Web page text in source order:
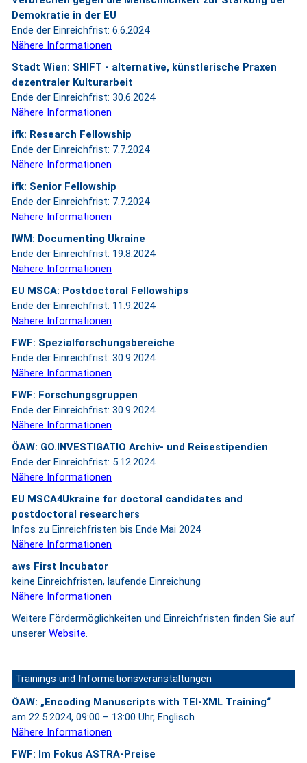
Demokratie in der EU
Ende der Einreichfrist: 6.6.2024
Nähere Informationen
Stadt Wien: SHIFT - alternative, künstlerische Praxen
dezentraler Kulturarbeit
Ende der Einreichfrist: 30.6.2024
Nähere Informationen
ifk: Research Fellowship
Ende der Einreichfrist: 7.7.2024
Nähere Informationen
ifk: Senior Fellowship
Ende der Einreichfrist: 7.7.2024
Nähere Informationen
IWM: Documenting Ukraine
Ende der Einreichfrist: 19.8.2024
Nähere Informationen
EU MSCA: Postdoctoral Fellowships
Ende der Einreichfrist: 11.9.2024
Nähere Informationen
FWF: Spezialforschungsbereiche
Ende der Einreichfrist: 30.9.2024
Nähere Informationen
FWF: Forschungsgruppen
Ende der Einreichfrist: 30.9.2024
Nähere Informationen
ÖAW: GO.INVESTIGATIO Archiv- und Reisestipendien
Ende der Einreichfrist: 5.12.2024
Nähere Informationen
EU MSCA4Ukraine for doctoral candidates and
postdoctoral researchers
Infos zu Einreichfristen bis Ende Mai 2024
Nähere Informationen
aws First Incubator
keine Einreichfristen, laufende Einreichung
Nähere Informationen
Weitere Fördermöglichkeiten und Einreichfristen finden Sie auf
unserer Website.
Trainings und Informationsveranstaltungen
ÖAW: „Encoding Manuscripts with TEI-XML Training“
am 22.5.2024, 09:00 – 13:00 Uhr, Englisch
Nähere Informationen
FWF: Im Fokus ASTRA-Preise